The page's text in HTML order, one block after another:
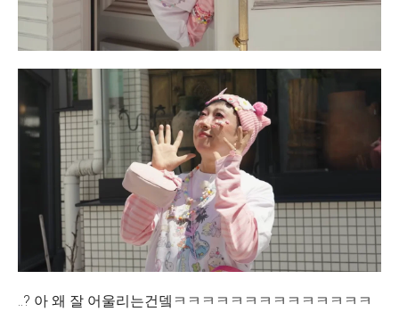
..? 아 왜 잘 어울리는건뎈ㅋㅋㅋㅋㅋㅋㅋㅋㅋㅋㅋㅋㅋㅋ